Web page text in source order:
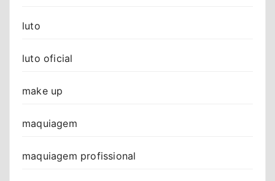
luto
luto oficial
make up
maquiagem
maquiagem profissional